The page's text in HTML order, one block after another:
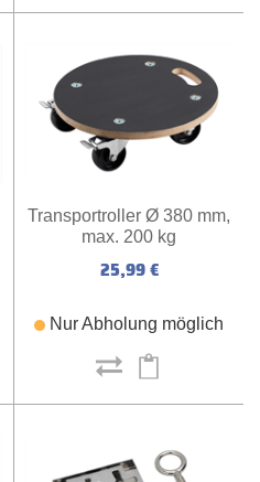
Transportroller Ø 380 mm,
max. 200 kg
25,99 €
Nur Abholung möglich